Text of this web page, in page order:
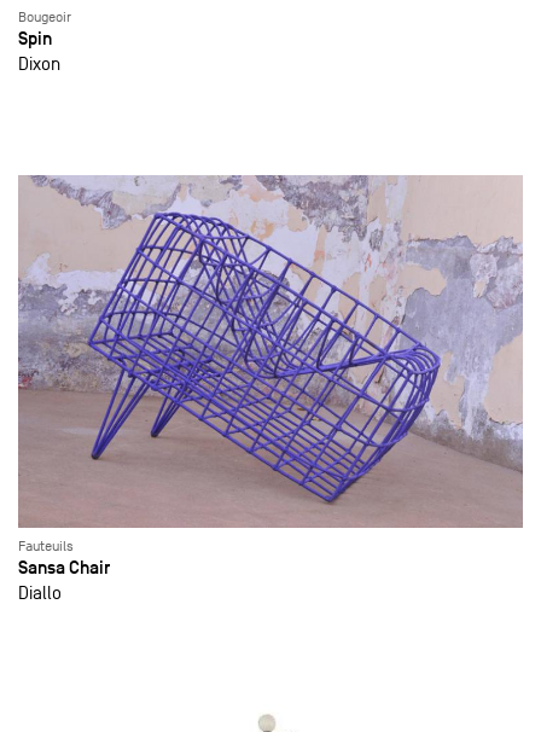
Bougeoir
Spin
Dixon
Fauteuils
Sansa Chair
Diallo